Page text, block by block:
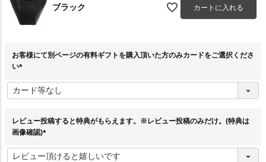
ブラック カートに入れる
お客様にて別ページの有料ギフトを購入頂いた方のみカードをご選択くださ
い
必
須
レビュー投稿すると特典がもらえます。※レビュー投稿のみだけ。(特典は
画像確認)
必